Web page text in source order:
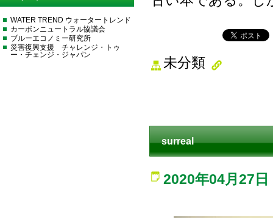
未分類
surreal
2020年04月27日
WATER TREND ウォータートレンド
カーボンニュートラル協議会
ブルーエコノミー研究所
災害復興支援 チャレンジ・トゥ
ー・チェンジ・ジャパン